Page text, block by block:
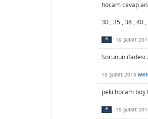
hocam cevap
30 , 35 , 38 , 40 ,
19 Şubat
Sorunun ifadesi
19 Şubat 2016
peki hocam boş
19 Şubat